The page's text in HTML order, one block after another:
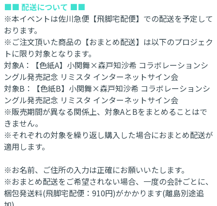
■■ 配送について ■■
※本イベントは佐川急便【飛脚宅配便】での配送を予定して
おります。
※ご注文頂いた商品の【おまとめ配送】は以下のプロジェク
トに限り対象となります。
対象A：【色紙A】小関舞×森戸知沙希 コラボレーションシ
ングル発売記念 リミスタ インターネットサイン会
対象B：【色紙B】小関舞×森戸知沙希 コラボレーションシ
ングル発売記念 リミスタ インターネットサイン会
※販売期間が異なる関係上、対象AとBをまとめることはで
きません。
※それぞれの対象を繰り返し購入した場合におまとめ配送が
適用します。
※お名前、ご住所の入力は正確にお願いいたします。
※おまとめ配送をご希望されない場合、一度の会計ごとに、
梱包発送料(飛脚宅配便：910円)がかかります(離島別途追